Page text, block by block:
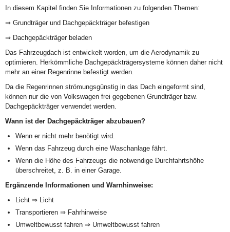
In diesem Kapitel finden Sie Informationen zu folgenden Themen:
⇒ Grundträger und Dachgepäckträger befestigen
⇒ Dachgepäckträger beladen
Das Fahrzeugdach ist entwickelt worden, um die Aerodynamik zu
optimieren. Herkömmliche Dachgepäckträgersysteme können daher nicht
mehr an einer Regenrinne befestigt werden.
Da die Regenrinnen strömungsgünstig in das Dach eingeformt sind,
können nur die von Volkswagen frei gegebenen Grundträger bzw.
Dachgepäckträger verwendet werden.
Wann ist der Dachgepäckträger abzubauen?
Wenn er nicht mehr benötigt wird.
Wenn das Fahrzeug durch eine Waschanlage fährt.
Wenn die Höhe des Fahrzeugs die notwendige Durchfahrtshöhe
überschreitet, z. B. in einer Garage.
Ergänzende Informationen und Warnhinweise:
Licht ⇒ Licht
Transportieren ⇒ Fahrhinweise
Umweltbewusst fahren ⇒ Umweltbewusst fahren